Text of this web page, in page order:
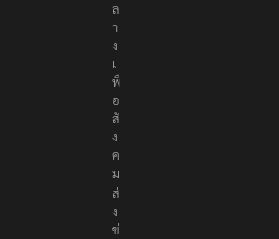
ล
า
ง
เ
พื่
อ
สั
ง
ค
ม
ส่
ง
ข่